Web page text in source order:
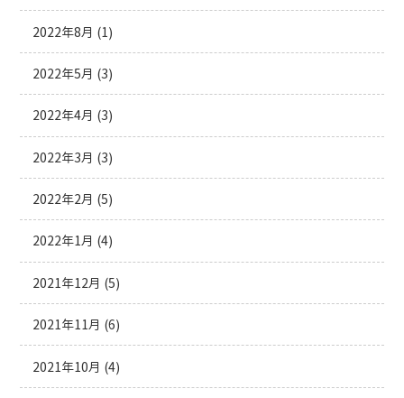
2022年8月 (1)
2022年5月 (3)
2022年4月 (3)
2022年3月 (3)
2022年2月 (5)
2022年1月 (4)
2021年12月 (5)
2021年11月 (6)
2021年10月 (4)